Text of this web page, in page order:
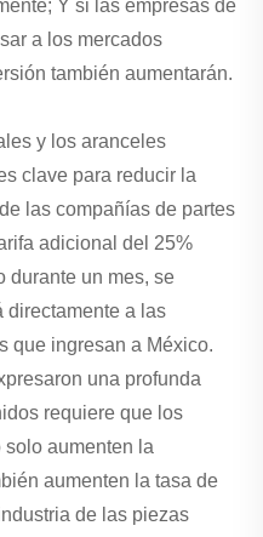
Y si las empresas de
a los mercados
también aumentarán.
y los aranceles
clave para reducir la
las compañías de partes
adicional del 25%
durante un mes, se
directamente a las
que ingresan a México.
una profunda
requiere que los
aumenten la
aumenten la tasa de
de las piezas